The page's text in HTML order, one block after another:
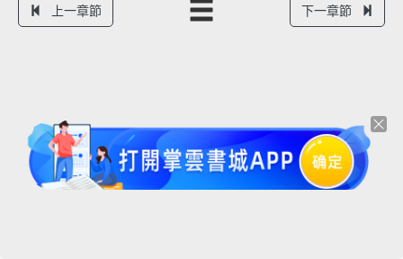
上一章節 下一章節